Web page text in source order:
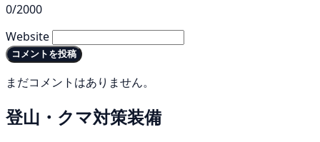
0/2000
Website
コメントを投稿
まだコメントはありません。
登山・クマ対策装備